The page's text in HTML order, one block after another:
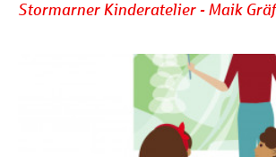
Stormarner Kinderatelier - Maik Gräf